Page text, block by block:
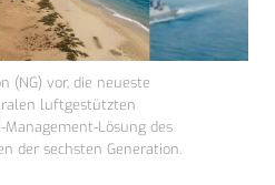
(NG) vor, die neueste
luftgestützten
Lösung des
der sechsten Generation.